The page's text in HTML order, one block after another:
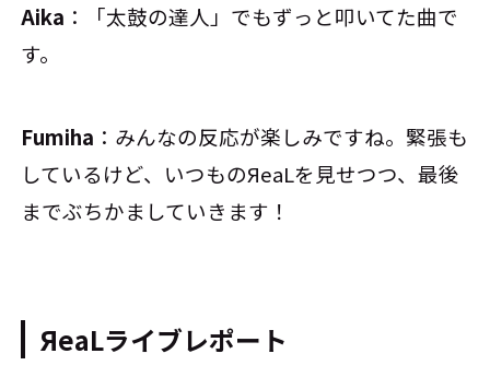
Aika ：「太鼓の達人」でもずっと叩いてた曲で
す。
Fumiha ：みんなの反応が楽しみですね。緊張も
しているけど、いつものЯeaLを見せつつ、最後
までぶちかましていきます！
ЯeaLライブレポート